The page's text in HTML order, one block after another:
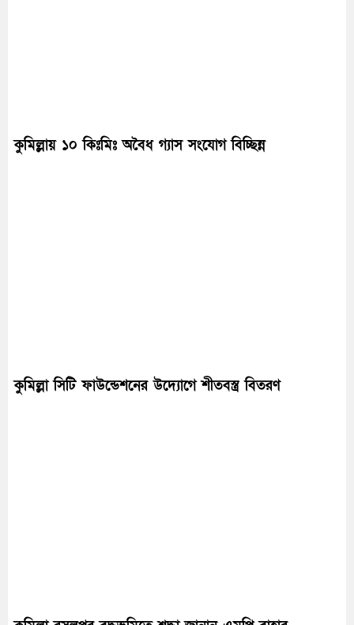
কুমিল্লায় ১০ কিঃমিঃ অবৈধ গ্যাস সংযোগ বিচ্ছিন্ন
কুমিল্লা সিটি ফাউন্ডেশনের উদ্যােগে শীতবস্ত্র বিতরণ